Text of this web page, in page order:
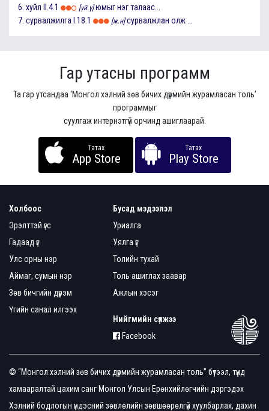
6. хуйл II.4.1 [үй.ү] юмыг нэг талаас...
7. сурвалжилга I.18.1 [ж.н] сурвалжлан олж ...
Гар утасны программ
Та гар утсандаа ‘Монгол хэлний зөв бичих дүрмийн журамласан толь’
программыг
суулгаж интернэтгүй орчинд ашиглаарай.
Татах
App Store
Татах
Play Store
Холбоос
Эрэлттэй үгс
Гадаад үг
Улс орны нэр
Аймаг, сумын нэр
Зөв бичгийн дүрэм
Үгийн санал илгээх
Бусад мэдээлэл
Уриалга
Уялга үг
Толийн тухай
Толь ашиглах заавар
Ажлын хэсэг
Нийгмийн сүлжээ
Facebook
© “Монгол хэлний зөв бичих дүрмийн журамласан толь” бүтээл, түүнд
хамааралтай цахим санг Монгол Улсын Ерөнхийлөгчийн дэргэдэх
Хэлний бодлогын үндэсний зөвлөлийн зөвшөөрөлгүй хуулбарлах, дахин